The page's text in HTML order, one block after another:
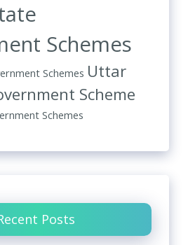
Schemes
Schemes Uttar
Scheme
Schemes
Posts